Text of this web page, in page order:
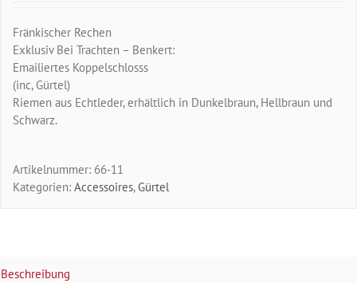
Fränkischer Rechen
Exklusiv Bei Trachten – Benkert:
Emailiertes Koppelschlosss
(inc, Gürtel)
Riemen aus Echtleder, erhältlich in Dunkelbraun, Hellbraun und
Schwarz.
Artikelnummer: 66-11
Kategorien: Accessoires,Gürtel
Beschreibung